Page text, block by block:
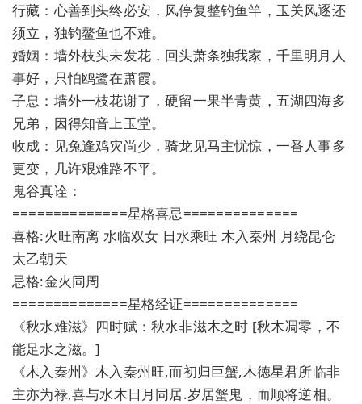
行藏：心善到头终必安，风停复整钓鱼竿，玉关风逐还
须立，独钓鳌鱼也不难。
婚姻：墙外枝头未发花，回头萧条独我家，千里明月人
事好，只怕鸥鹭在萧霞。
子息：墙外一枝花谢了，硬留一果半青黄，五湖四海多
兄弟，因得知音上玉堂。
收成：见兔逢鸡灾尚少，骑龙见马主忧惊，一番人事多
更变，几许艰难路不平。
鬼谷真诠：
==============星格喜忌==============
喜格:火旺南离 水临双女 日水乘旺 木入秦州 月绕昆仑
太乙朝天
忌格:金火同周
==============星格经证==============
《秋水难滋》四时赋：秋水非滋木之时 [秋木凋零，不
能足水之滋。]
《木入秦州》木入秦州旺,而初归巨蟹,木徳星君所临非
主亦为禄,喜与水木日月同居.岁居蟹鬼，而顺将逆相。